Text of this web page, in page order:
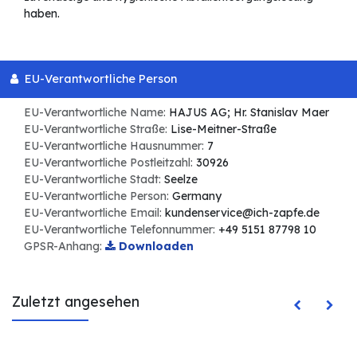
haben.
EU-Verantwortliche Person
EU-Verantwortliche Name: HAJUS AG; Hr. Stanislav Maer
EU-Verantwortliche Straße: Lise-Meitner-Straße
EU-Verantwortliche Hausnummer: 7
EU-Verantwortliche Postleitzahl: 30926
EU-Verantwortliche Stadt: Seelze
EU-Verantwortliche Person: Germany
EU-Verantwortliche Email: kundenservice@ich-zapfe.de
EU-Verantwortliche Telefonnummer: +49 5151 87798 10
GPSR-Anhang:
Downloaden
Zuletzt angesehen